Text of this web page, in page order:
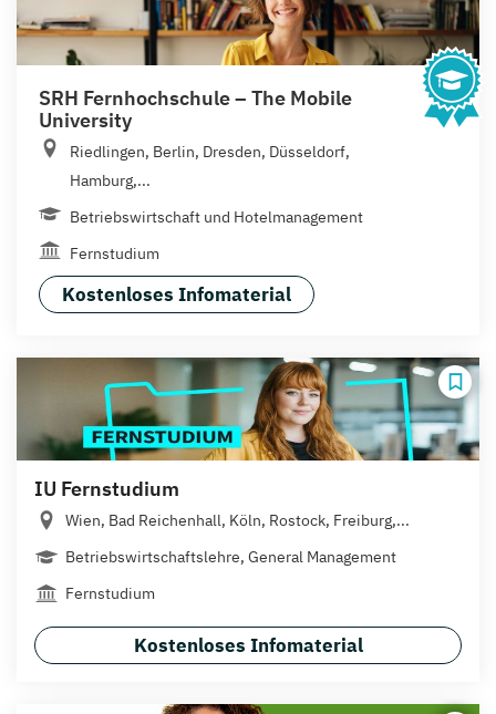
SRH Fernhochschule – The Mobile
University
Riedlingen, Berlin, Dresden, Düsseldorf,
Hamburg,...
Betriebswirtschaft und Hotelmanagement
Fernstudium
Kostenloses Infomaterial
IU Fernstudium
Wien, Bad Reichenhall, Köln, Rostock, Freiburg,...
Betriebswirtschaftslehre, General Management
Fernstudium
Kostenloses Infomaterial